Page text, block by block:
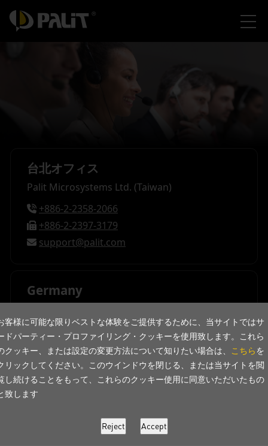
客様に可能な限りベストな体験をご提供するために、当サイトではサ
ドパーティー・プロファイリング・クッキーを使用致します。これら
クッキー、または設定の変更方法について知りたい場合は、
こちらを
リックしてください。このウインドウを閉じる、または当サイトを閲
し続けることをもって、これらのクッキー使用に同意いただいたもの
致します
台北オフィス
Palit Microsystems Ltd. (Taiwan)
+886-2-2358-2066
+886-2-2397-3179
support@palit.com
Germany
+49 2154 498860
+49 2154 498888
support@palit.com
support@palit.com